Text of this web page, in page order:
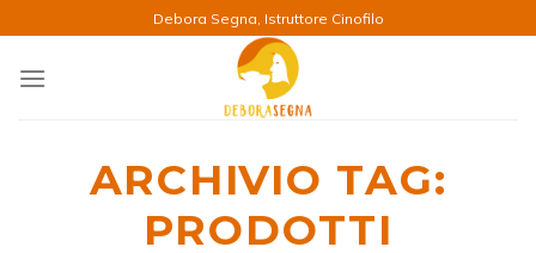
ai
contenuti
Debora Segna, Istruttore Cinofilo
ARCHIVIO TAG:
PRODOTTI